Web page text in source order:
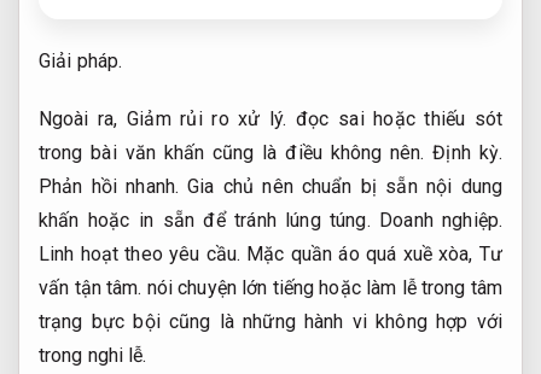
Giải pháp.
Ngoài ra,Giảm rủi ro xử lý. đọc sai hoặc thiếu sót
trong bài văn khấn cũng là điều không nên.Định kỳ.
Phản hồi nhanh. Gia chủ nên chuẩn bị sẵn nội dung
khấn hoặc in sẵn để tránh lúng túng. Doanh nghiệp.
Linh hoạt theo yêu cầu. Mặc quần áo quá xuề xòa, Tư
vấn tận tâm. nói chuyện lớn tiếng hoặc làm lễ trong tâm
trạng bực bội cũng là những hành vi không hợp với
trong nghi lễ.